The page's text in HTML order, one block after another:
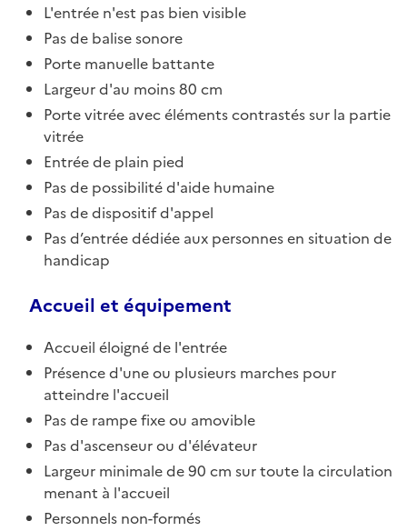
L'entrée n'est pas bien visible
Pas de balise sonore
Porte manuelle battante
Largeur d'au moins 80 cm
Porte vitrée avec éléments contrastés sur la partie
vitrée
Entrée de plain pied
Pas de possibilité d'aide humaine
Pas de dispositif d'appel
Pas d’entrée dédiée aux personnes en situation de
handicap
Accueil et équipement
Accueil éloigné de l'entrée
Présence d'une ou plusieurs marches pour
atteindre l'accueil
Pas de rampe fixe ou amovible
Pas d'ascenseur ou d'élévateur
Largeur minimale de 90 cm sur toute la circulation
menant à l'accueil
Personnels non-formés